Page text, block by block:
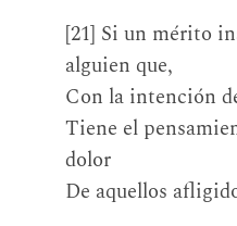
[21] Si un mérito
alguien que,
Con la intención
Tiene el
dolor
De aquellos